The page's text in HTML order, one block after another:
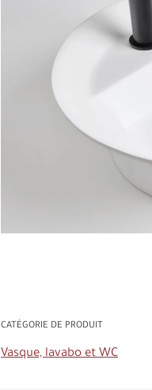
CATÉGORIE DE PRODUIT
Vasque, lavabo et WC